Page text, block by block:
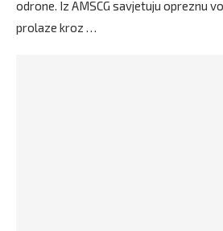
odrone. Iz AMSCG savjetuju opreznu
prolaze kroz …